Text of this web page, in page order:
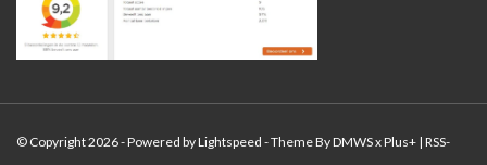
© Copyright 2026 - Powered byLightspeed - Theme ByDMWSxPlus+ | RSS-